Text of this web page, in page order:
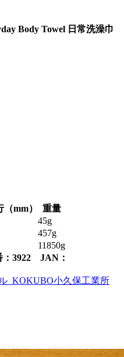
Body Towel 日常洗澡巾
mm）
重量
45g
457g
11850g
3922 JAN：